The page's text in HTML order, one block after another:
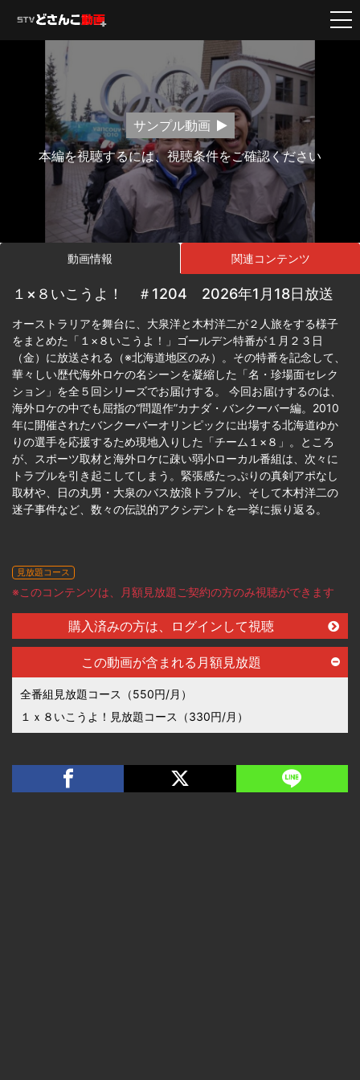
サンプル動画
本編を視聴するには、視聴条件をご確認ください
動画情報 関連コンテンツ
１×８いこうよ！ ＃1204 2026年1月18日放送
オーストラリアを舞台に、大泉洋と木村洋二が２人旅をする様子
をまとめた「１×８いこうよ！」ゴールデン特番が１月２３日
（金）に放送される（※北海道地区のみ）。その特番を記念して、
華々しい歴代海外ロケの名シーンを凝縮した「名・珍場面セレク
ション」を全５回シリーズでお届けする。 今回お届けするのは、
海外ロケの中でも屈指の“問題作”カナダ・バンクーバー編。2010
年に開催されたバンクーバーオリンピックに出場する北海道ゆか
りの選手を応援するため現地入りした「チーム１×８」。ところ
が、スポーツ取材と海外ロケに疎い弱小ローカル番組は、次々に
トラブルを引き起こしてしまう。緊張感たっぷりの真剣アポなし
取材や、日の丸男・大泉のバス放浪トラブル、そして木村洋二の
迷子事件など、数々の伝説的アクシデントを一挙に振り返る。
見放題コース
※このコンテンツは、月額見放題ご契約の方のみ視聴ができます
購入済みの方は、ログインして視聴
この動画が含まれる月額見放題
全番組見放題コース（550円/月）
１ｘ８いこうよ！見放題コース（330円/月）